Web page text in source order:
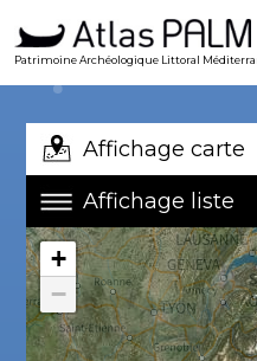
Patrimoine Archéologique Littoral
Affichage carte
Affichage liste
+
−